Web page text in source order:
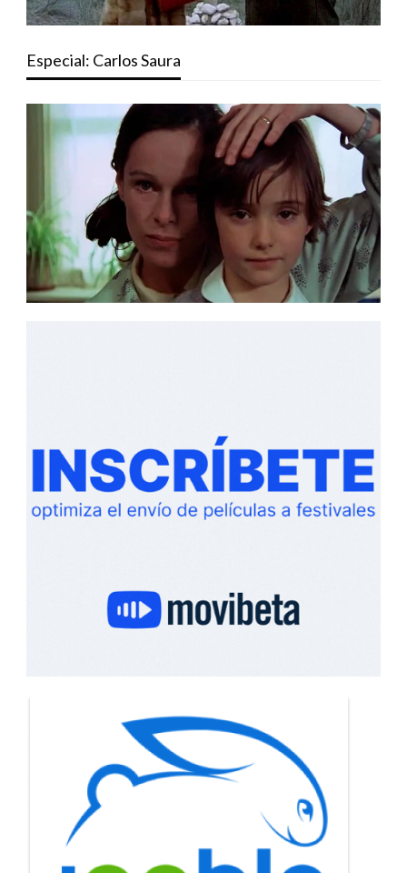
Especial: Carlos Saura